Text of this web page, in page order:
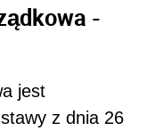
-
jest
z dnia 26